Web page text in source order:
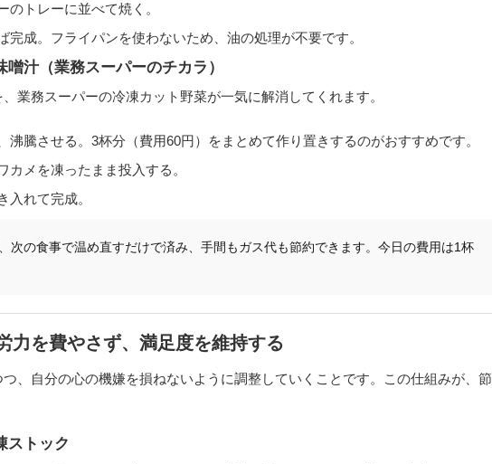
のトレーに並べて焼く。
完成。フライパンを使わないため、油の処理が不要です。
汁（業務スーパーのチカラ）
業務スーパーの冷凍カット野菜が一気に解消してくれます。
沸騰させる。3杯分（費用60円）をまとめて作り置きするのがおすすめです。
メを凍ったまま投入する。
入れて完成。
次の食事で温め直すだけで済み、手間もガス代も節約できます。今日の費用は1杯
力を費やさず、満足度を維持する
、自分の心の機嫌を損ねないように調整していくことです。この仕組みが、節
ストック